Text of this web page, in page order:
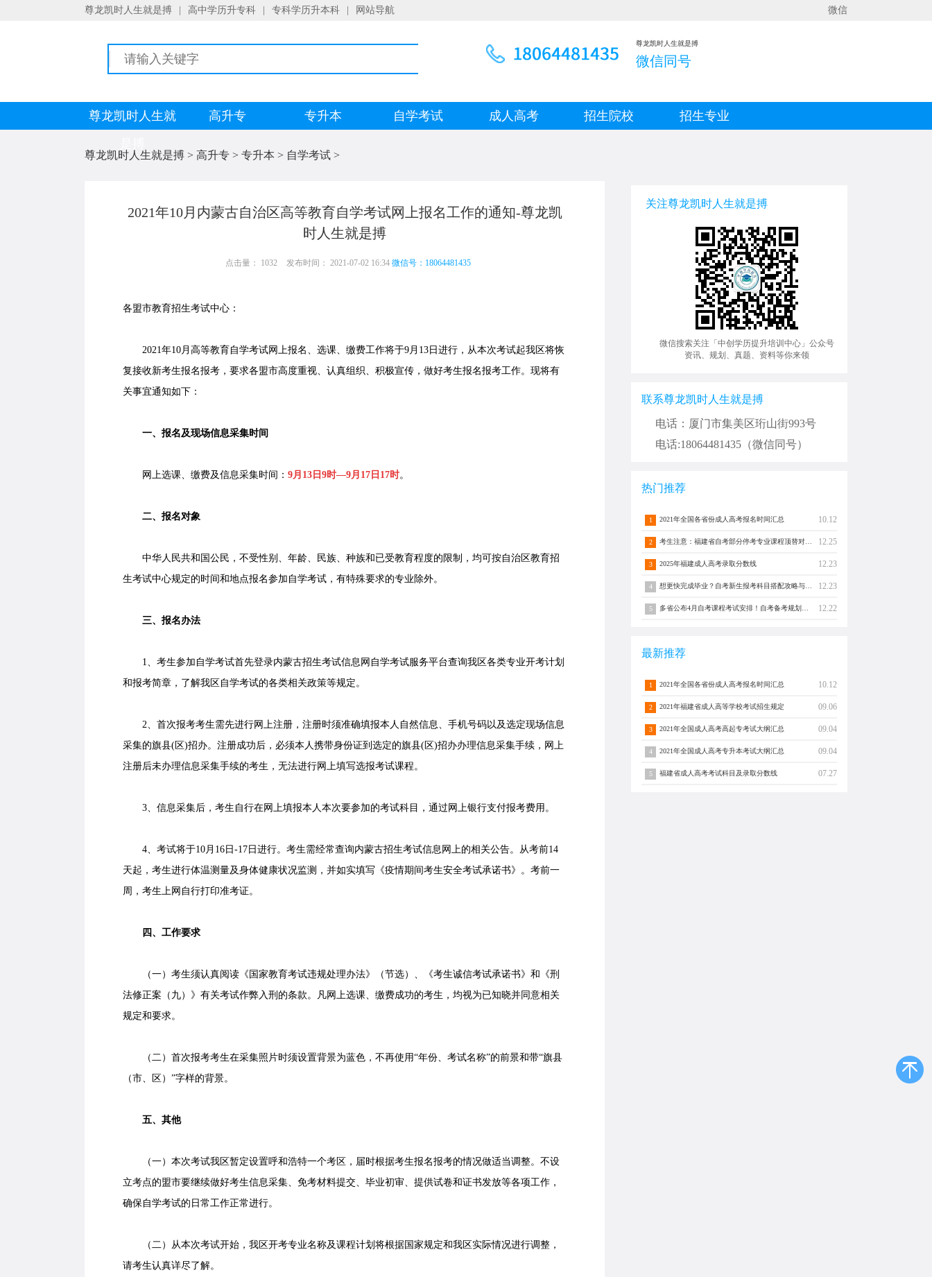
尊龙凯时人生就是搏 高中学历升专科 专科学历升本科 网站导航 微信
尊龙凯时人生就是搏
微信同号
尊龙凯时人生就
高升专 专升本 自学考试 成人高考 招生院校 招生专业
尊龙凯时人生就是搏 > 高升专 > 专升本 > 自学考试 >
2021年10月内蒙古自治区高等教育自学考试网上报名工作的通知-尊龙凯
时人生就是搏
点击量： 1032 发布时间： 2021-07-02 16:34 微信号：18064481435
各盟市教育招生考试中心：
2021年10月高等教育自学考试网上报名、选课、缴费工作将于9月13日进行，从本次考试起我区将恢
复接收新考生报名报考，要求各盟市高度重视、认真组织、积极宣传，做好考生报名报考工作。现将有
关事宜通知如下：
一、报名及现场信息采集时间
网上选课、缴费及信息采集时间： 9月13日9时—9月17日17时。
二、报名对象
中华人民共和国公民，不受性别、年龄、民族、种族和已受教育程度的限制，均可按自治区教育招
生考试中心规定的时间和地点报名参加自学考试，有特殊要求的专业除外。
三、报名办法
1、考生参加自学考试首先登录内蒙古招生考试信息网自学考试服务平台查询我区各类专业开考计划
和报考简章，了解我区自学考试的各类相关政策等规定。
2、首次报考考生需先进行网上注册，注册时须准确填报本人自然信息、手机号码以及选定现场信息
采集的旗县(区)招办。注册成功后，必须本人携带身份证到选定的旗县(区)招办办理信息采集手续，网上
注册后未办理信息采集手续的考生，无法进行网上填写选报考试课程。
3、信息采集后，考生自行在网上填报本人本次要参加的考试科目，通过网上银行支付报考费用。
4、考试将于10月16日-17日进行。考生需经常查询内蒙古招生考试信息网上的相关公告。从考前14
天起，考生进行体温测量及身体健康状况监测，并如实填写《疫情期间考生安全考试承诺书》。考前一
周，考生上网自行打印准考证。
四、工作要求
（一）考生须认真阅读《国家教育考试违规处理办法》（节选）、《考生诚信考试承诺书》和《刑
法修正案（九）》有关考试作弊入刑的条款。凡网上选课、缴费成功的考生，均视为已知晓并同意相关
规定和要求。
（二）首次报考考生在采集照片时须设置背景为蓝色，不再使用“年份、考试名称”的前景和带“旗县
（市、区）”字样的背景。
五、其他
（一）本次考试我区暂定设置呼和浩特一个考区，届时根据考生报名报考的情况做适当调整。不设
立考点的盟市要继续做好考生信息采集、免考材料提交、毕业初审、提供试卷和证书发放等各项工作，
确保自学考试的日常工作正常进行。
（二）从本次考试开始，我区开考专业名称及课程计划将根据国家规定和我区实际情况进行调整，
请考生认真详尽了解。
关注尊龙凯时人生就是搏
微信搜索关注「中创学历提升培训中心」公众号
资讯、规划、真题、资料等你来领
联系尊龙凯时人生就是搏
电话：厦门市集美区珩山街993号
电话:18064481435（微信同号）
热门推荐
1 2021年全国各省份成人高考报名时间汇总 10.12
2 12.25
3 2025年福建成人高考录取分数线 12.23
4 12.23
5 12.22
最新推荐
1 2021年全国各省份成人高考报名时间汇总 10.12
2 2021年福建省成人高等学校考试招生规定 09.06
3 2021年全国成人高考高起专考试大纲汇总 09.04
4 2021年全国成人高考专升本考试大纲汇总 09.04
5 福建省成人高考考试科目及录取分数线 07.27